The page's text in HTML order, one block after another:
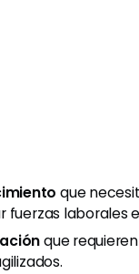
que
laborales
que